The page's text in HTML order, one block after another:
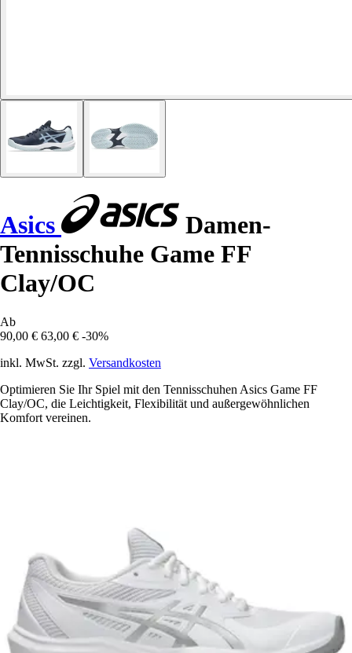
Asics
Damen-
Tennisschuhe Game FF
Clay/OC
Ab
90,00 € 63,00 € -30%
inkl. MwSt. zzgl. Versandkosten
Optimieren Sie Ihr Spiel mit den Tennisschuhen Asics Game FF
Clay/OC, die Leichtigkeit, Flexibilität und außergewöhnlichen
Komfort vereinen.